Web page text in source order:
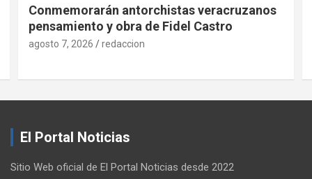
Conmemorarán antorchistas veracruzanos
pensamiento y obra de Fidel Castro
agosto 7, 2026 redaccion
El Portal Noticias
Sitio Web oficial de El Portal Noticias desde 2022